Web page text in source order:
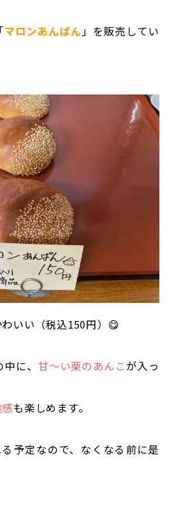
マロンあんぱん 」を販売してい
いい（税込150円）😋
に、 甘〜い栗のあんこが入っ
も楽しめます。
予定なので、なくなる前に是